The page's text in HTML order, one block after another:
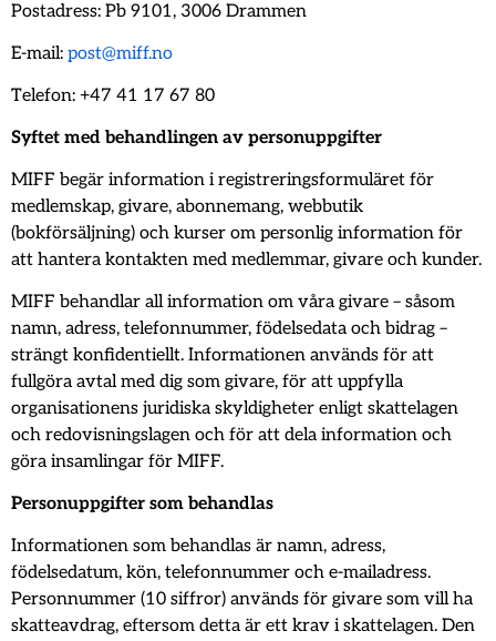
Postadress: Pb 9101, 3006 Drammen
E-mail: post@miff.no
Telefon: +47 41 17 67 80
Syftet med behandlingen av personuppgifter
MIFF begär information i registreringsformuläret för
medlemskap, givare, abonnemang, webbutik
(bokförsäljning) och kurser om personlig information för
att hantera kontakten med medlemmar, givare och kunder.
MIFF behandlar all information om våra givare – såsom
namn, adress, telefonnummer, födelsedata och bidrag –
strängt konfidentiellt. Informationen används för att
fullgöra avtal med dig som givare, för att uppfylla
organisationens juridiska skyldigheter enligt skattelagen
och redovisningslagen och för att dela information och
göra insamlingar för MIFF.
Personuppgifter som behandlas
Informationen som behandlas är namn, adress,
födelsedatum, kön, telefonnummer och e-mailadress.
Personnummer (10 siffror) används för givare som vill ha
skatteavdrag, eftersom detta är ett krav i skattelagen. Den